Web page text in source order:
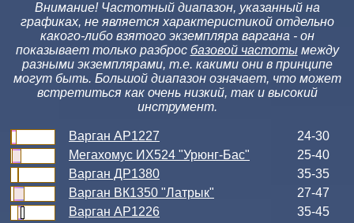
Внимание! Частотный диапазон, указанный на
графиках, не является характеристикой отдельно
какого-либо взятого экземпляра варгана - он
показывает только разброс базовой частотымежду
разными экземплярами, т.е. какими они в принципе
могут быть. Большой диапазон означает, что может
встретиться как очень низкий, так и высокий
инструмент.
Варган АР1227
24-30
Мегахомус ИХ524 "Урюнг-Бас"
25-40
Варган ДР1380
35-35
Варган ВК1350 "Латрык"
27-47
Варган АР1226
35-45